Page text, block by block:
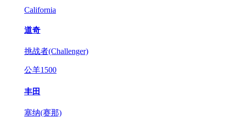
California
道奇
挑战者(Challenger)
公羊1500
丰田
塞纳(赛那)